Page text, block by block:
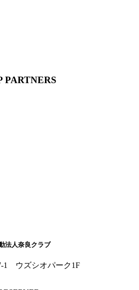
PARTNERS
法人奈良クラブ
1
ウズシオパーク1F